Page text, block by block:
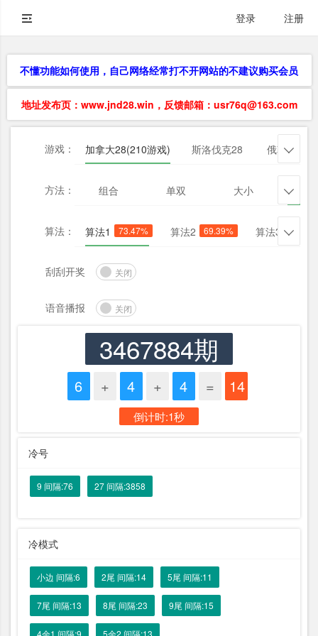
登录 注册
不懂功能如何使用，自己网络经常打不开网站的不建议购买会员
地址发布页：www.jnd28.win，反馈邮箱：usr76q@163.com
游戏： 加拿大28(210游戏) 斯洛伐克28 俄勒冈28

方法： 组合 单双 大小 
算法： 算法1 73.47% 算法2 69.39% 算法3 71.43%

刮刮开奖 关闭
语音播报 关闭
3467884期
6 + 4 + 4 = 14
倒计时:1秒
冷号
9 间隔:76 27 间隔:3858
冷模式
小边 间隔:6 2尾 间隔:14 5尾 间隔:11
7尾 间隔:13 8尾 间隔:23 9尾 间隔:15
4余1 间隔:9 5余2 间隔:13